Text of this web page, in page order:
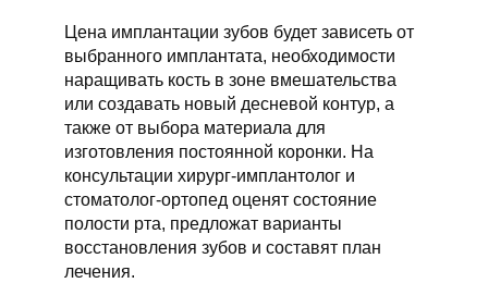
Цена имплантации зубов будет зависеть от
выбранного имплантата, необходимости
наращивать кость в зоне вмешательства
или создавать новый десневой контур, а
также от выбора материала для
изготовления постоянной коронки. На
консультации хирург-имплантолог и
стоматолог-ортопед оценят состояние
полости рта, предложат варианты
восстановления зубов и составят план
лечения.